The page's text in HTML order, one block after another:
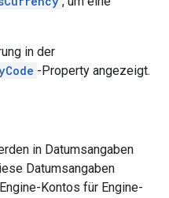
in der
-Property angezeigt.
in Datumsangaben
Datumsangaben
Kontos für Engine-